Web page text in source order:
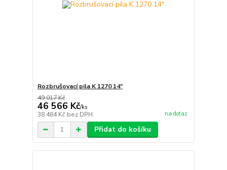
Rozbrušovací pila K 1270 14"
49 017 Kč
46 566 Kč/ks
38 484 Kč bez DPH na dotaz
Přidat do košíku